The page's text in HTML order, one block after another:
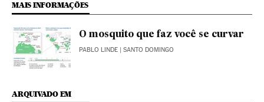
MAIS INFORMAÇÕES
O mosquito que faz você se curvar
PABLO LINDE | SANTO DOMINGO
ARQUIVADO EM